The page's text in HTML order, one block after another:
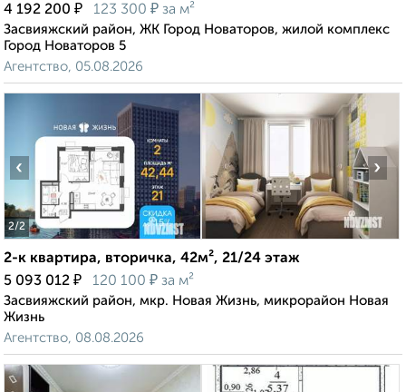
4 192 200 ₽ 123 300 ₽ за м²
Засвияжский район, ЖК Город Новаторов, жилой комплекс
Город Новаторов 5
Агентство, 05.08.2026
2/2
‹ ›
2-к квартира, вторичка, 42м², 21/24 этаж
5 093 012 ₽ 120 100 ₽ за м²
Засвияжский район, мкр. Новая Жизнь, микрорайон Новая
Жизнь
Агентство, 08.08.2026